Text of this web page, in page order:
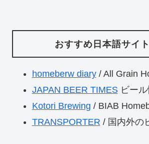
おすすめ日本語サイト
homeberw diary/ All Grain
JAPAN BEER TIMESビール
Kotori Brewing / BIAB
TRANSPORTER / 国内外の